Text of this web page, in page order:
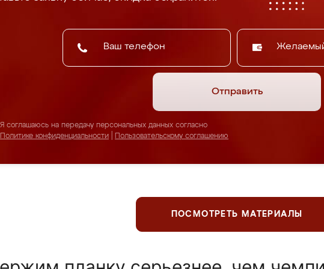
Отправить
Я соглашаюсь на передачу персональных данных согласно
Политике конфиденциальности
Пользовательскому соглашению
ПОСМОТРЕТЬ МАТЕРИАЛЫ